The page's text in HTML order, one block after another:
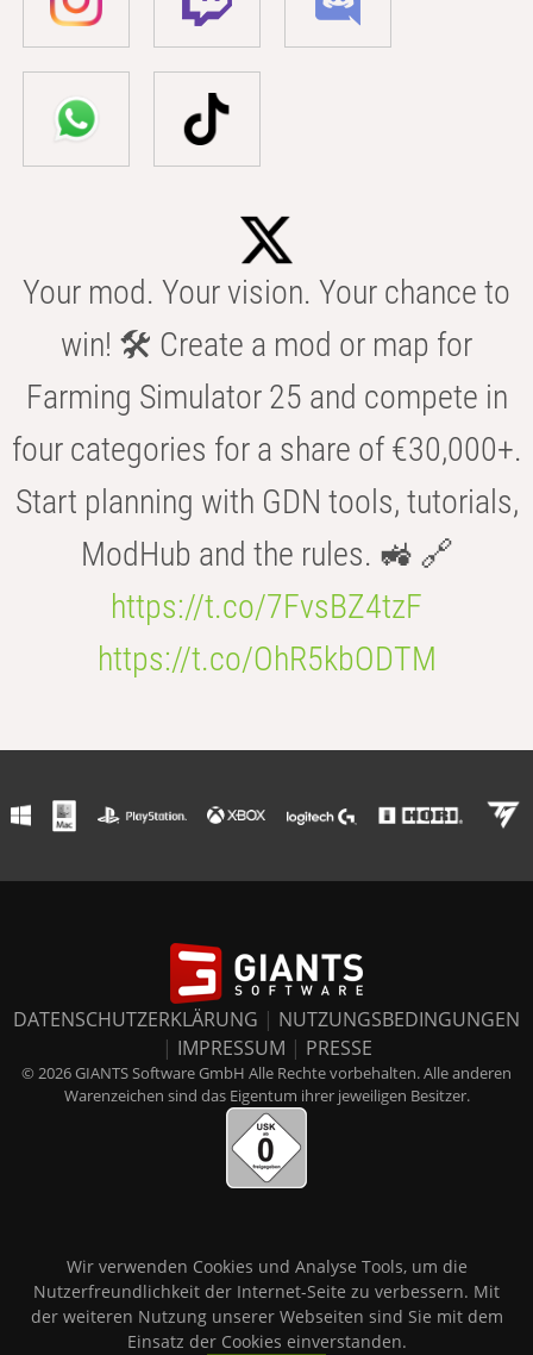
Your mod. Your vision. Your chance to
win! 🛠️ Create a mod or map for
Farming Simulator 25 and compete in
four categories for a share of €30,000+.
Start planning with GDN tools, tutorials,
ModHub and the rules. 🚜 🔗
https://t.co/7FvsBZ4tzF
https://t.co/OhR5kbODTM
DATENSCHUTZERKLÄRUNG | NUTZUNGSBEDINGUNGEN
| IMPRESSUM | PRESSE
© 2026 GIANTS Software GmbH Alle Rechte vorbehalten. Alle anderen
Warenzeichen sind das Eigentum ihrer jeweiligen Besitzer.
Wir verwenden Cookies und Analyse Tools, um die
Nutzerfreundlichkeit der Internet-Seite zu verbessern. Mit
der weiteren Nutzung unserer Webseiten sind Sie mit dem
Einsatz der Cookies einverstanden.